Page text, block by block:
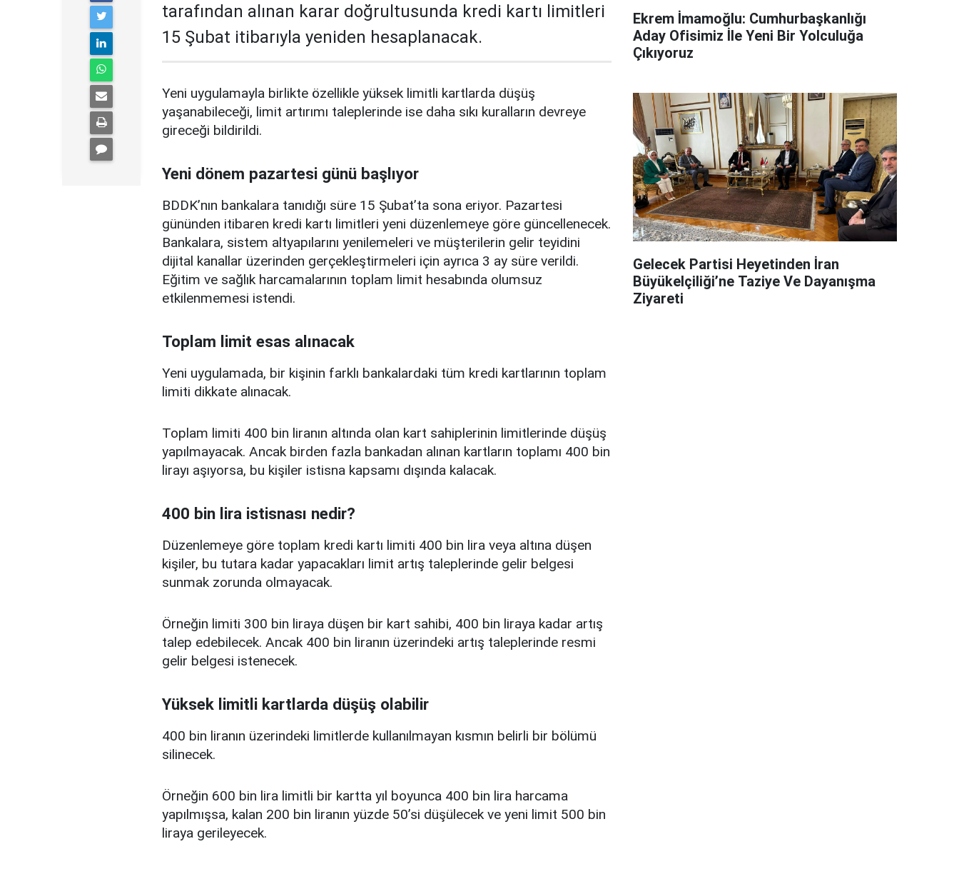
tarafından alınan karar doğrultusunda kredi kartı limitleri
15 Şubat itibarıyla yeniden hesaplanacak.
Yeni uygulamayla birlikte özellikle yüksek limitli kartlarda düşüş
yaşanabileceği, limit artırımı taleplerinde ise daha sıkı kuralların devreye
gireceği bildirildi.
Yeni dönem pazartesi günü başlıyor
BDDK’nın bankalara tanıdığı süre 15 Şubat’ta sona eriyor. Pazartesi
gününden itibaren kredi kartı limitleri yeni düzenlemeye göre güncellenecek.
Bankalara, sistem altyapılarını yenilemeleri ve müşterilerin gelir teyidini
dijital kanallar üzerinden gerçekleştirmeleri için ayrıca 3 ay süre verildi.
Eğitim ve sağlık harcamalarının toplam limit hesabında olumsuz
etkilenmemesi istendi.
Toplam limit esas alınacak
Yeni uygulamada, bir kişinin farklı bankalardaki tüm kredi kartlarının toplam
limiti dikkate alınacak.
Toplam limiti 400 bin liranın altında olan kart sahiplerinin limitlerinde düşüş
yapılmayacak. Ancak birden fazla bankadan alınan kartların toplamı 400 bin
lirayı aşıyorsa, bu kişiler istisna kapsamı dışında kalacak.
400 bin lira istisnası nedir?
Düzenlemeye göre toplam kredi kartı limiti 400 bin lira veya altına düşen
kişiler, bu tutara kadar yapacakları limit artış taleplerinde gelir belgesi
sunmak zorunda olmayacak.
Örneğin limiti 300 bin liraya düşen bir kart sahibi, 400 bin liraya kadar artış
talep edebilecek. Ancak 400 bin liranın üzerindeki artış taleplerinde resmi
gelir belgesi istenecek.
Yüksek limitli kartlarda düşüş olabilir
400 bin liranın üzerindeki limitlerde kullanılmayan kısmın belirli bir bölümü
silinecek.
Örneğin 600 bin lira limitli bir kartta yıl boyunca 400 bin lira harcama
yapılmışsa, kalan 200 bin liranın yüzde 50’si düşülecek ve yeni limit 500 bin
liraya gerileyecek.
Ekrem İmamoğlu: Cumhurbaşkanlığı
Aday Ofisimiz İle Yeni Bir Yolculuğa
Çıkıyoruz
Gelecek Partisi Heyetinden İran
Büyükelçiliği’ne Taziye Ve Dayanışma
Ziyareti